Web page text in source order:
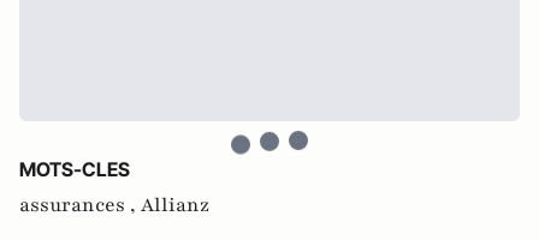
MOTS-CLES
assurances , Allianz